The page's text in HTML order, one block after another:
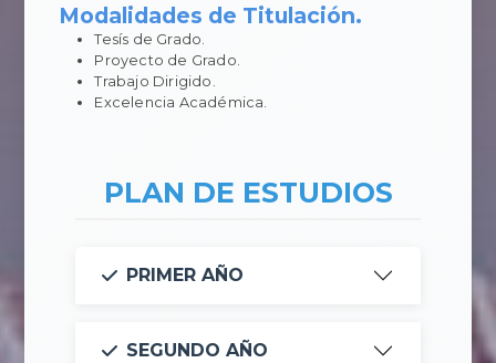
Modalidades de Titulación.
Tesís de Grado.
Proyecto de Grado.
Trabajo Dirigido.
Excelencia Académica.
PLAN DE ESTUDIOS
PRIMER AÑO
SEGUNDO AÑO